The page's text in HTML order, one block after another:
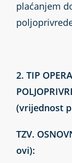
plaćanjem
2. TIP
(vrijednost
TZV.
ovi):